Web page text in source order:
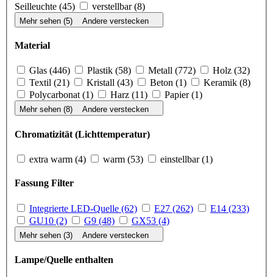
Seilleuchte (45)
verstellbar (8)
Mehr sehen (5) Andere verstecken
Material
Glas (446) Plastik (58) Metall (772)
Holz (32)
Textil (21)
Kristall (43) Beton (1)
Keramik (8)
Polycarbonat (1)
Harz (11) Papier (1)
Mehr sehen (8) Andere verstecken
Chromatizität (Lichttemperatur)
extra warm (4) warm (53) einstellbar (1)
Fassung Filter
Integrierte LED-Quelle (62) E27 (262)
E14 (233)
GU10 (2)
G9 (48) GX53 (4)
Mehr sehen (3) Andere verstecken
Lampe/Quelle enthalten